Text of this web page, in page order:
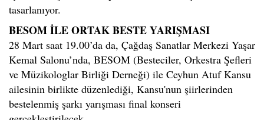
tasarlanıyor.
BESOM İLE ORTAK BESTE YARIŞMASI
28 Mart saat 19.00’da da, Çağdaş Sanatlar Merkezi Yaşar
Kemal Salonu’nda, BESOM (Besteciler, Orkestra Şefleri
ve Müzikologlar Birliği Derneği) ile Ceyhun Atuf Kansu
ailesinin birlikte düzenlediği, Kansu'nun şiirlerinden
bestelenmiş şarkı yarışması final konseri